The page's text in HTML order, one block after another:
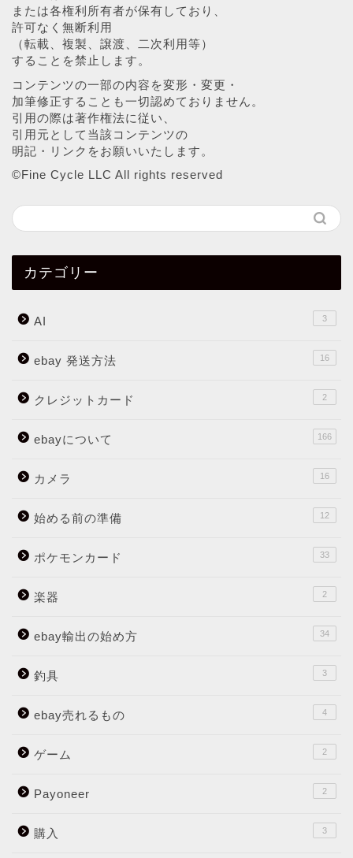
または各権利所有者が保有しており、
許可なく無断利用
（転載、複製、譲渡、二次利用等）
することを禁止します。
コンテンツの一部の内容を変形・変更・
加筆修正することも一切認めておりません。
引用の際は著作権法に従い、
引用元として当該コンテンツの
明記・リンクをお願いいたします。
©︎Fine Cycle LLC All rights reserved
カテゴリー
AI 3
ebay 発送方法 16
クレジットカード 2
ebayについて 166
カメラ 16
始める前の準備 12
ポケモンカード 33
楽器 2
ebay輸出の始め方 34
釣具 3
ebay売れるもの 4
ゲーム 2
Payoneer 2
購入 3